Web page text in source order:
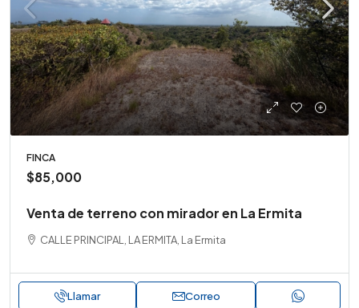
FINCA
$85,000
Venta de terreno con mirador en La Ermita
CALLE PRINCIPAL, LA ERMITA, La Ermita
Llamar Correo